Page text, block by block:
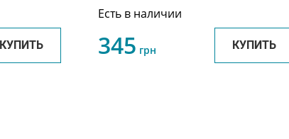
КУПИТЬ
101402005959
Есть в наличии
345 грн КУПИТЬ